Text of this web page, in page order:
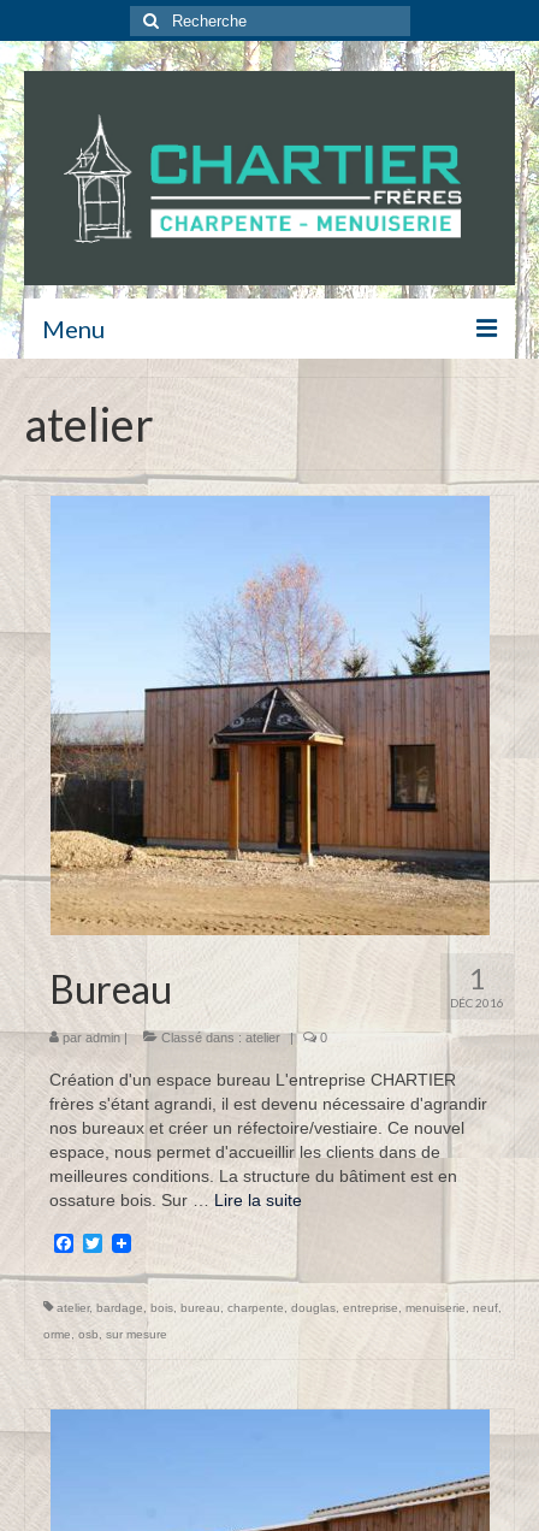
Rechercher
:
Menu
Isolation
Escalier
menuiserie Intérieure
Menuiserie Extérieure
Charpente Agricole
Charpente Traditionnelle
lieu d’intervention
Mentions légales
Chartier Frères : Durablement,
pour vous !
atelier
1
DÉC 2016
Bureau
par admin| Classé dans : atelier | 0
Création d'un espace bureau L'entreprise CHARTIER
frères s'étant agrandi, il est devenu nécessaire d'agrandir
nos bureaux et créer un réfectoire/vestiaire. Ce nouvel
espace, nous permet d'accueillir les clients dans de
meilleures conditions. La structure du bâtiment est en
ossature bois. Sur … Lire la suite­­
Facebook
Twitter
atelier, bardage bois bureau charpente douglas entreprise menuiserie neuf
orme
osb sur mesure